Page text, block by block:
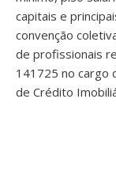
capitais e
convenção
de profissionais
141725 no cargo
de Crédito